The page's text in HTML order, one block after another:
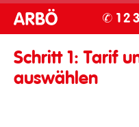
Schritt 1: Tarif
auswählen